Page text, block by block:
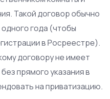
Такой договор обычно
года (чтобы
в Росреестре).
договору не имеет
прямого указания в
на приватизацию.